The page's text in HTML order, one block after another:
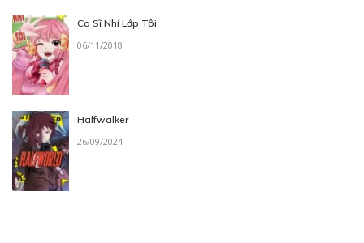
Ca Sĩ Nhí Lớp Tôi
06/11/2018
Halfwalker
26/09/2024